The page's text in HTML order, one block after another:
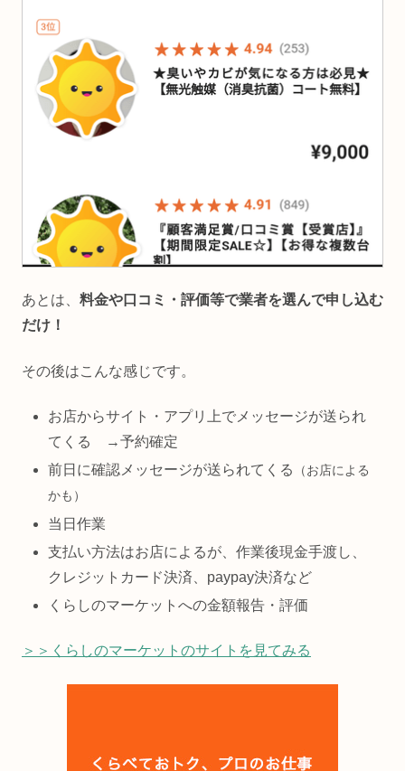
あとは、 料金や口コミ・評価等で業者を選んで申し込む
だけ！
その後はこんな感じです。
お店からサイト・アプリ上でメッセージが送られ
てくる →予約確定
前日に確認メッセージが送られてくる
（お店による
かも ）
当日作業
支払い方法はお店によるが、作業後現金手渡し、
クレジットカード決済、paypay決済など
くらしのマーケットへの金額報告・評価
＞＞くらしのマーケットのサイトを見てみる